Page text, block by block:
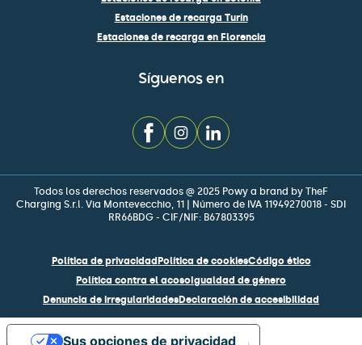
Estaciones de recarga Turín
Estaciones de recarga en Florencia
Síguenos en
Todos los derechos reservados @ 2025 Powy a brand by TheF
Charging S.r.l. Via Montevecchio, 11 | Número de IVA 11949270018 - SDI
RR66BDG - CIF/NIF: B67803395
Política de privacidad Política de cookiesCódigo ético
Política contra el acoso Igualdad de género
Denuncia de irregularidadesDeclaración de accesibilidad
Sus opciones de privacidad